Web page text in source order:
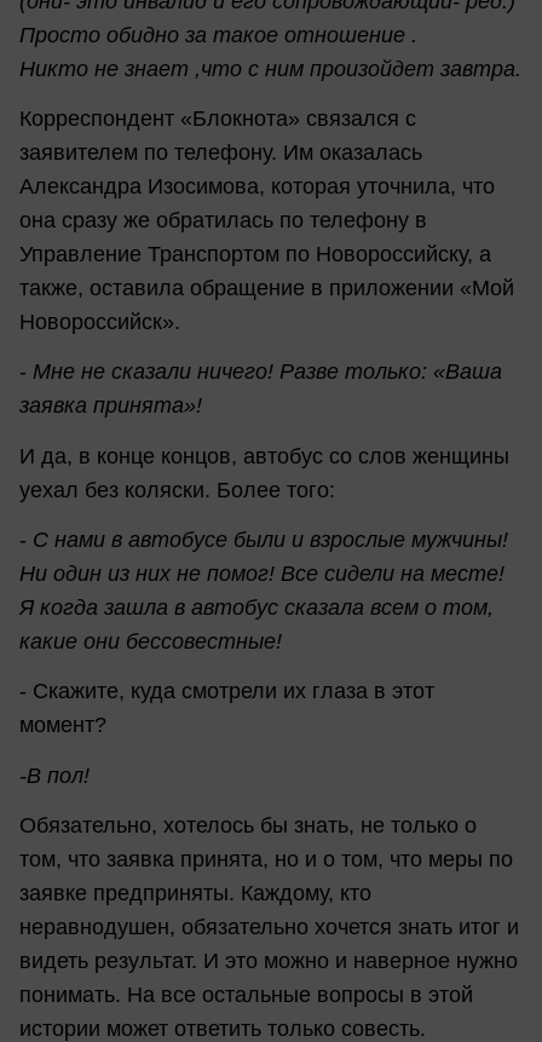
Просто обидно за такое отношение .
Никто не знает ,что с ним произойдет завтра.
Корреспондент «Блокнота» связался с
заявителем по телефону. Им оказалась
Александра Изосимова, которая уточнила, что
она сразу же обратилась по телефону в
Управление Транспортом по Новороссийску, а
также, оставила обращение в приложении «Мой
Новороссийск».
- Мне не сказали ничего! Разве только: «Ваша
заявка принята»!
И да, в конце концов, автобус со слов женщины
уехал без коляски. Более того:
- С нами в автобусе были и взрослые мужчины!
Ни один из них не помог! Все сидели на месте!
Я когда зашла в автобус сказала всем о том,
какие они бессовестные!
- Скажите, куда смотрели их глаза в этот
момент?
-В пол!
Обязательно, хотелось бы знать, не только о
том, что заявка принята, но и о том, что меры по
заявке предприняты. Каждому, кто
неравнодушен, обязательно хочется знать итог и
видеть результат. И это можно и наверное нужно
понимать. На все остальные вопросы в этой
истории может ответить только совесть.